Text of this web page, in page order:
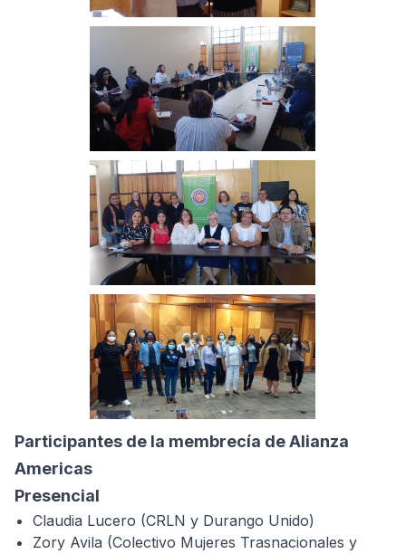
Participantes de la membrecía de Alianza
Americas
Presencial
Claudia Lucero (CRLN y Durango Unido)
Zory Avila (Colectivo Mujeres Trasnacionales y